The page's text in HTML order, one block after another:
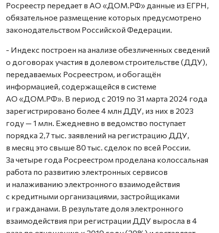
Росреестр передает в АО «ДОМ.РФ» данные из ЕГРН,
обязательное размещение которых предусмотрено
законодательством Российской Федерации.
- Индекс построен на анализе обезличенных сведений
о договорах участия в долевом строительстве (ДДУ),
передаваемых Росреестром, и обогащён
информацией, содержащейся в системе
АО «ДОМ.РФ». В период с 2019 по 31 марта 2024 года
зарегистрировано более 4 млн ДДУ, из них в 2023
году — 1 млн. Ежедневно в ведомство поступает
порядка 2,7 тыс. заявлений на регистрацию ДДУ,
в месяц это свыше 80 тыс. сделок по всей России.
За четыре года Росреестром проделана колоссальная
работа по развитию электронных сервисов
и налаживанию электронного взаимодействия
с кредитными организациями, застройщиками
и гражданами. В результате доля электронного
взаимодействия при регистрации ДДУ выросла в 4